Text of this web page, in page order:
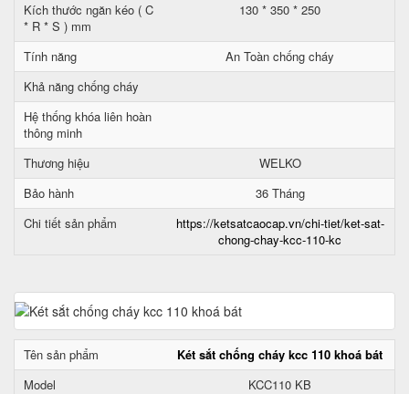
Kích thước ngăn kéo ( C
* R * S ) mm
130 * 350 * 250
Tính năng
An Toàn chống cháy
Khả năng chống cháy
Hệ thống khóa liên hoàn
thông minh
Thương hiệu
WELKO
Bảo hành
36 Tháng
Chi tiết sản phẩm
https://ketsatcaocap.vn/chi-tiet/ket-sat-
chong-chay-kcc-110-kc
Tên sản phẩm
Két sắt chống cháy kcc 110 khoá bát
Model
KCC110 KB